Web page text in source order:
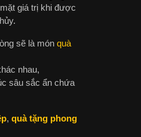
giá trị khi được
sẽ là món quà
nhau,
sâu sắc ẩn chứa
, quà tặng phong